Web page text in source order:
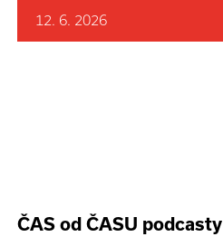
12. 6. 2026
ČAS od ČASU podcasty